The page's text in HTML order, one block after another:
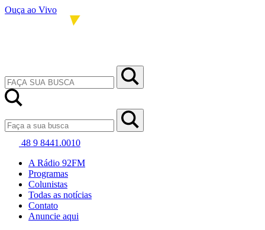
Ouça ao Vivo
48 9 8441.0010
A Rádio 92FM
Programas
Colunistas
Todas as notícias
Contato
Anuncie aqui